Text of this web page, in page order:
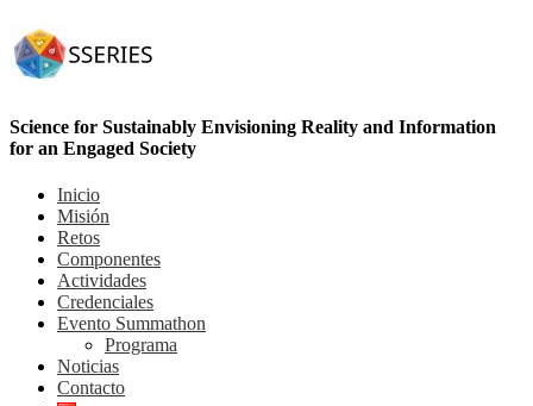
Science for Sustainably Envisioning Reality and Information
for an Engaged Society
Inicio
Misión
Retos
Componentes
Actividades
Credenciales
Evento Summathon
Programa
Noticias
Contacto